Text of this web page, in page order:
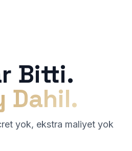
Bitti.
Dahil.
yok, ekstra maliyet yok